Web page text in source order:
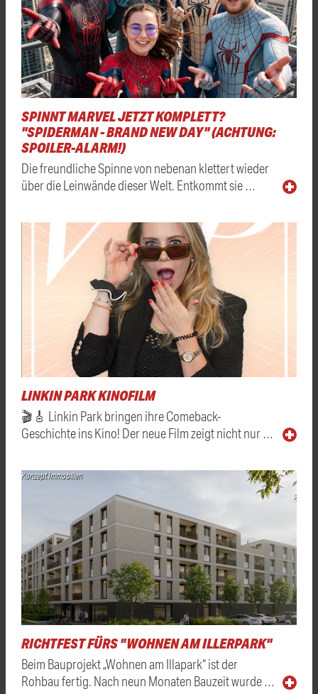
SPINNT MARVEL JETZT KOMPLETT?
"SPIDERMAN - BRAND NEW DAY" (ACHTUNG:
SPOILER-ALARM!)
Die freundliche Spinne von nebenan klettert wieder
über die Leinwände dieser Welt. Entkommt sie …
LINKIN PARK KINOFILM
🎬🎸 Linkin Park bringen ihre Comeback-
Geschichte ins Kino! Der neue Film zeigt nicht nur …
Konzept Immobilien
RICHTFEST FÜRS "WOHNEN AM ILLERPARK"
Beim Bauprojekt „Wohnen am Illapark“ ist der
Rohbau fertig. Nach neun Monaten Bauzeit wurde …